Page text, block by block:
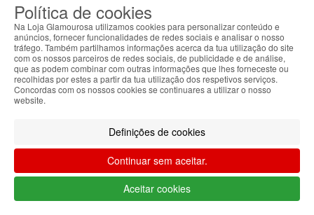
Woodwinked25.82€
Política de cookies
Na Loja Glamourosa utilizamos cookies para personalizar conteúdo e
anúncios, fornecer funcionalidades de redes sociais e analisar o nosso
tráfego. Também partilhamos informações acerca da tua utilização do site
com os nossos parceiros de redes sociais, de publicidade e de análise,
que as podem combinar com outras informações que lhes forneceste ou
recolhidas por estes a partir da tua utilização dos respetivos serviços.
Concordas com os nossos cookies se continuares a utilizar o nosso
website.
Definições de cookies
Continuar sem aceitar.
Aceitar cookies